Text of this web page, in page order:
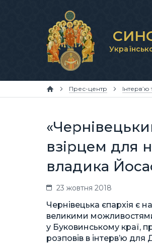
Прес-центр Інтерв’ю
взірцем для
владика
23 жовтня 2018
Чернівецька єпархія є
великими можливостями
у Буковинському краї,
розповів в інтерв’ю